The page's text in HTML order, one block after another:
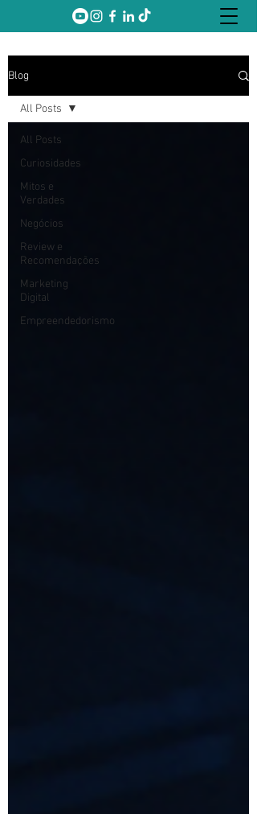
Blog
All Posts
Curiosidades
Mitos e
Verdades
Negócios
Review e
Recomendações
Marketing
Digital
Empreendedorismo
All Posts